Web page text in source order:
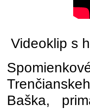
Videoklip s
Baška,